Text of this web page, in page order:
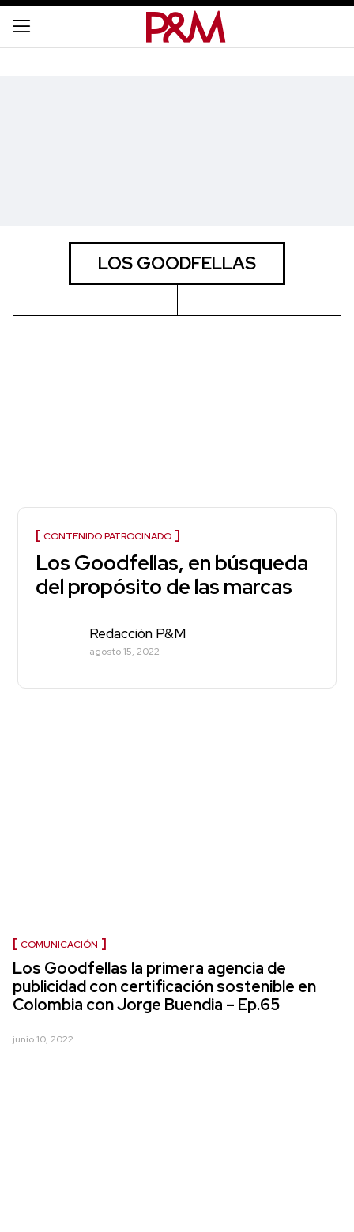
LOS GOODFELLAS
CONTENIDO PATROCINADO
Los Goodfellas, en búsqueda
del propósito de las marcas
Redacción P&M
agosto 15, 2022
COMUNICACIÓN
Los Goodfellas la primera agencia de
publicidad con certificación sostenible en
Colombia con Jorge Buendia – Ep.65
junio 10, 2022